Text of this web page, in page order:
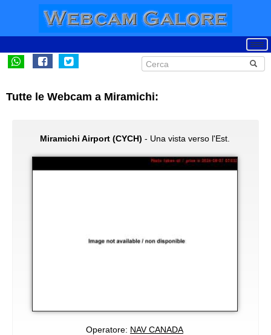
Tutte le Webcam a Miramichi:
Miramichi Airport (CYCH) - Una vista verso l'Est.
Operatore: NAV CANADA